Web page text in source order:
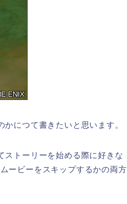
につて書きたいと思います。
ストーリーを始める際に好きな
ービーをスキップするかの両方